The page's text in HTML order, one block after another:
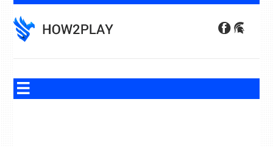
to
content